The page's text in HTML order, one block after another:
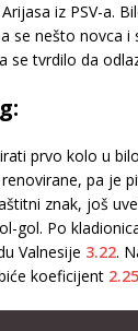
iz PSV-a.
se nešto novca
se tvrdilo da
prvo kolo u
pa je
znak, još
gol. Po
Valnesije 3.22.
koeficijent 2.25